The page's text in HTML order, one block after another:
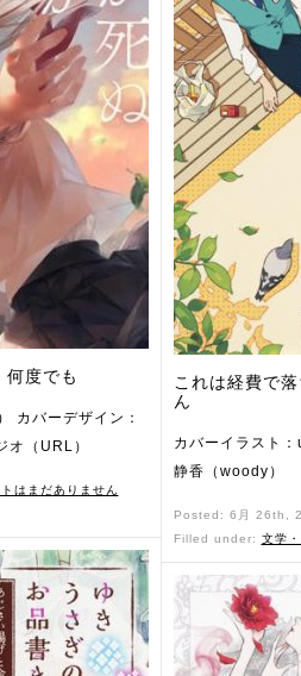
何度でも
カバーデザイン：
オ（URL）
はまだありません
これは経費で
ん
カバーイラスト
静香（woody）
Posted: 6月 26th,
Filled under: 文学